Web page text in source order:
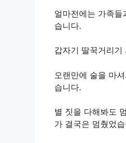
얼마전에는 가족
습니다.
갑자기 딸꾹거리
오랜만에 술을 마
습니다.
별 짓을 다해봐도
가 결국은 멈췄었